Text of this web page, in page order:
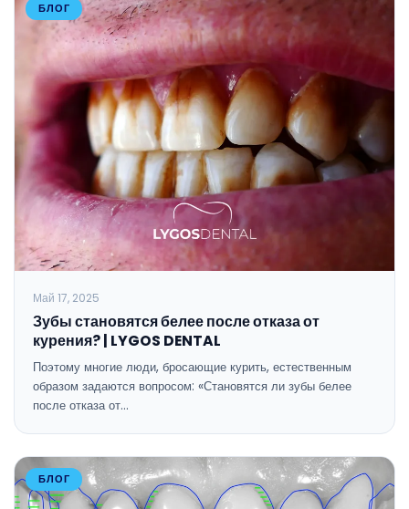
БЛОГ
Май 17, 2025
Зубы становятся белее после отказа от
курения? | LYGOS DENTAL
Поэтому многие люди, бросающие курить, естественным
образом задаются вопросом: «Становятся ли зубы белее
после отказа от…
БЛОГ